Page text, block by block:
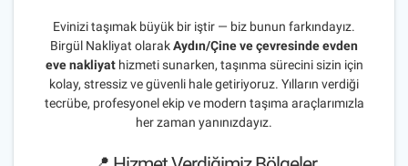
Evinizi taşımak büyük bir iştir — biz bunun farkındayız.
Birgül Nakliyat olarakAydın/Çine ve çevresinde evden
eve nakliyathizmeti sunarken, taşınma sürecini sizin için
kolay, stressiz ve güvenli hale getiriyoruz. Yılların verdiği
tecrübe, profesyonel ekip ve modern taşıma araçlarımızla
her zaman yanınızdayız.